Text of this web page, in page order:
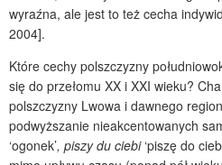
wyraźna, ale jest to też cecha
2004].
Które cechy polszczyzny
się do przełomu XX i XXI wieku?
polszczyzny Lwowa i dawnego
podwyższanie nieakcentowanych
‘ogonek’, piszy du ciebi ‘piszę do